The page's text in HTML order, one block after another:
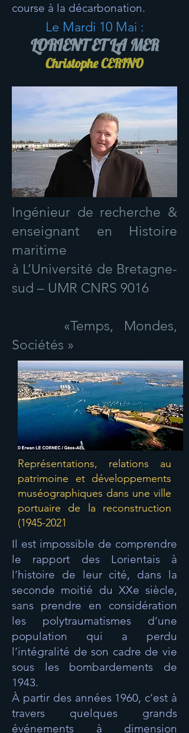
course à la décarbonation.
Le Mardi 10 Mai :
LORIENT ET LA MER
Christophe CERINO
Ingénieur de recherche &
enseignant en Histoire
maritime
à L’Université de Bretagne-
sud – UMR CNRS 9016
«Temps, Mondes,
Sociétés »
Représentations, relations au
patrimoine et développements
muséographiques dans une ville
portuaire de la reconstruction
(1945-2021
Il est impossible de comprendre
le rapport des Lorientais à
l’histoire de leur cité, dans la
seconde moitié du XXe siècle,
sans prendre en considération
les polytraumatismes d’une
population qui a perdu
l’intégralité de son cadre de vie
sous les bombardements de
1943.
À partir des années 1960, c’est à
travers quelques grands
événements à dimension